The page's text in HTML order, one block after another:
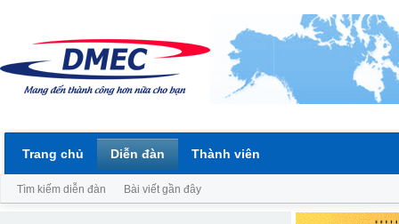
Trang chủ Diễn đàn
Tìm kiếm diễn đàn Bài viết gần đây
Thành viên